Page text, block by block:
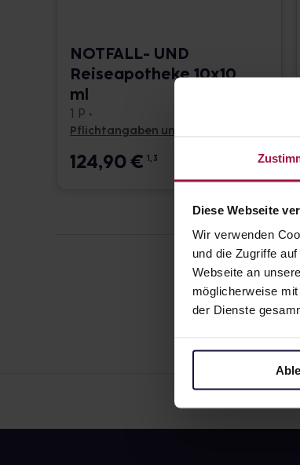
Diese Webseite
Wir verwenden
und die Zugriffe
Webseite an
möglicherweise
der Dienste
NOTFALL- UND
Reiseapotheke 10x10
ml
1 P •
Pflichtangaben und Details
124,90€ 1, 3